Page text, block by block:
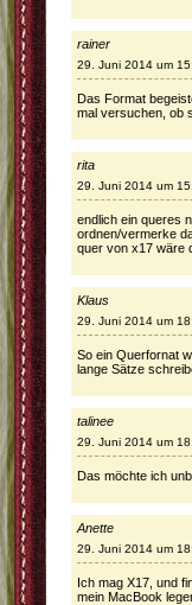
rainer
29. Juni 2014 um
Das Format
mal versuchen, ob
rita
29. Juni 2014 um
endlich ein queres
ordnen/vermerke
quer von x17 wäre
Klaus
29. Juni 2014 um
So ein Querfornat
lange Sätze
talinee
29. Juni 2014 um
Das möchte ich
Anette
29. Juni 2014 um
Ich mag X17, und
mein MacBook